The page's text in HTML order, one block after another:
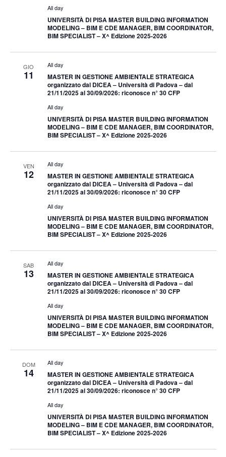
All day
UNIVERSITÀ DI PISA MASTER BUILDING INFORMATION
MODELING – BIM E CDE MANAGER, BIM COORDINATOR,
BIM SPECIALIST – X^ Edizione 2025-2026
GIO
11
All day
MASTER IN GESTIONE AMBIENTALE STRATEGICA
organizzato dal DICEA – Università di Padova – dal
21/11/2025 al 30/09/2026: riconosce n° 30 CFP
All day
UNIVERSITÀ DI PISA MASTER BUILDING INFORMATION
MODELING – BIM E CDE MANAGER, BIM COORDINATOR,
BIM SPECIALIST – X^ Edizione 2025-2026
VEN
12
All day
MASTER IN GESTIONE AMBIENTALE STRATEGICA
organizzato dal DICEA – Università di Padova – dal
21/11/2025 al 30/09/2026: riconosce n° 30 CFP
All day
UNIVERSITÀ DI PISA MASTER BUILDING INFORMATION
MODELING – BIM E CDE MANAGER, BIM COORDINATOR,
BIM SPECIALIST – X^ Edizione 2025-2026
SAB
13
All day
MASTER IN GESTIONE AMBIENTALE STRATEGICA
organizzato dal DICEA – Università di Padova – dal
21/11/2025 al 30/09/2026: riconosce n° 30 CFP
All day
UNIVERSITÀ DI PISA MASTER BUILDING INFORMATION
MODELING – BIM E CDE MANAGER, BIM COORDINATOR,
BIM SPECIALIST – X^ Edizione 2025-2026
DOM
14
All day
MASTER IN GESTIONE AMBIENTALE STRATEGICA
organizzato dal DICEA – Università di Padova – dal
21/11/2025 al 30/09/2026: riconosce n° 30 CFP
All day
UNIVERSITÀ DI PISA MASTER BUILDING INFORMATION
MODELING – BIM E CDE MANAGER, BIM COORDINATOR,
BIM SPECIALIST – X^ Edizione 2025-2026